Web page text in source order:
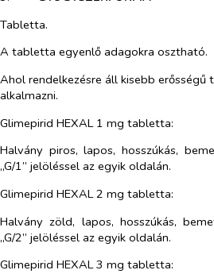
Tabletta.
A tabletta egyenlő adagokra osztható.
Ahol rendelkezésre áll kisebb
alkalmazni.
Glimepirid HEXAL 1 mg tabletta:
Halvány piros, lapos, hosszúkás,
„G/1” jelöléssel az egyik oldalán.
Glimepirid HEXAL 2 mg tabletta:
Halvány zöld, lapos, hosszúkás,
„G/2” jelöléssel az egyik oldalán.
Glimepirid HEXAL 3 mg tabletta: